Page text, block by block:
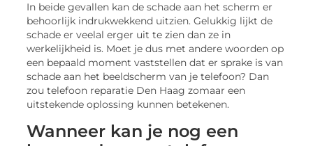
In beide gevallen kan de schade aan het scherm er
behoorlijk indrukwekkend uitzien. Gelukkig lijkt de
schade er veelal erger uit te zien dan ze in
werkelijkheid is. Moet je dus met andere woorden op
een bepaald moment vaststellen dat er sprake is van
schade aan het beeldscherm van je telefoon? Dan
zou telefoon reparatie Den Haag zomaar een
uitstekende oplossing kunnen betekenen.
Wanneer kan je nog een